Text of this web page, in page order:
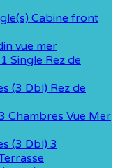
Cabine front
vue mer
Single Rez de
(3 Dbl) Rez de
Chambres Vue Mer
(3 Dbl) 3